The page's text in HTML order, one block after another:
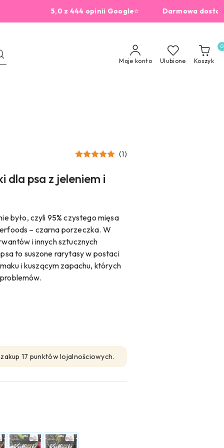
5,0 z 444 opinii Google⭐Darmowa dostawa od
Moje konto Ulubione Koszyk
0
(1)
dla psa z jeleniem i
było, czyli 95% czystego mięsa
– czarna porzeczka. W
i innych sztucznych
to suszone rarytasy w postaci
i kuszącym zapachu, których
17 punktów lojalnościowych.